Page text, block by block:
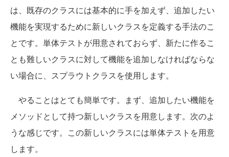
は、既存のクラスには基本的に手を加えず、追加したい
機能を実現するために新しいクラスを定義する手法のこ
とです。単体テストが用意されておらず、新たに作るこ
とも難しいクラスに対して機能を追加しなければならな
い場合に、スプラウトクラスを使用します。
やることはとても簡単です。まず、追加したい機能を
メソッドとして持つ新しいクラスを用意します。次のよ
うな感じです。この新しいクラスには単体テストを用意
します。